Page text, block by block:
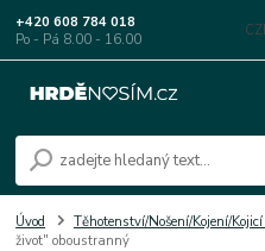
+420 608 784 018
Po - Pá 8.00 - 16.00
Úvod Těhotenství/Nošení/Kojení/
život" oboustranný